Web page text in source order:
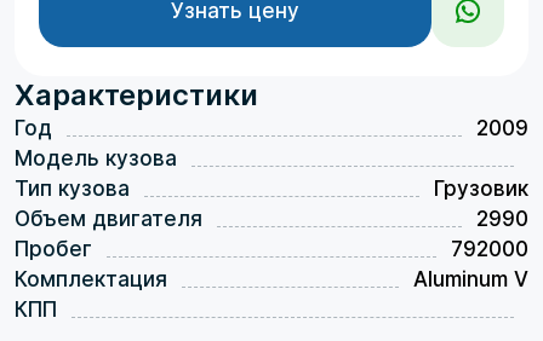
Характеристики
Год
2009
Модель кузова
Тип кузова
Грузовик
Объем двигателя
2990
Пробег
792000
Комплектация
Aluminum V
КПП
Узнать цену